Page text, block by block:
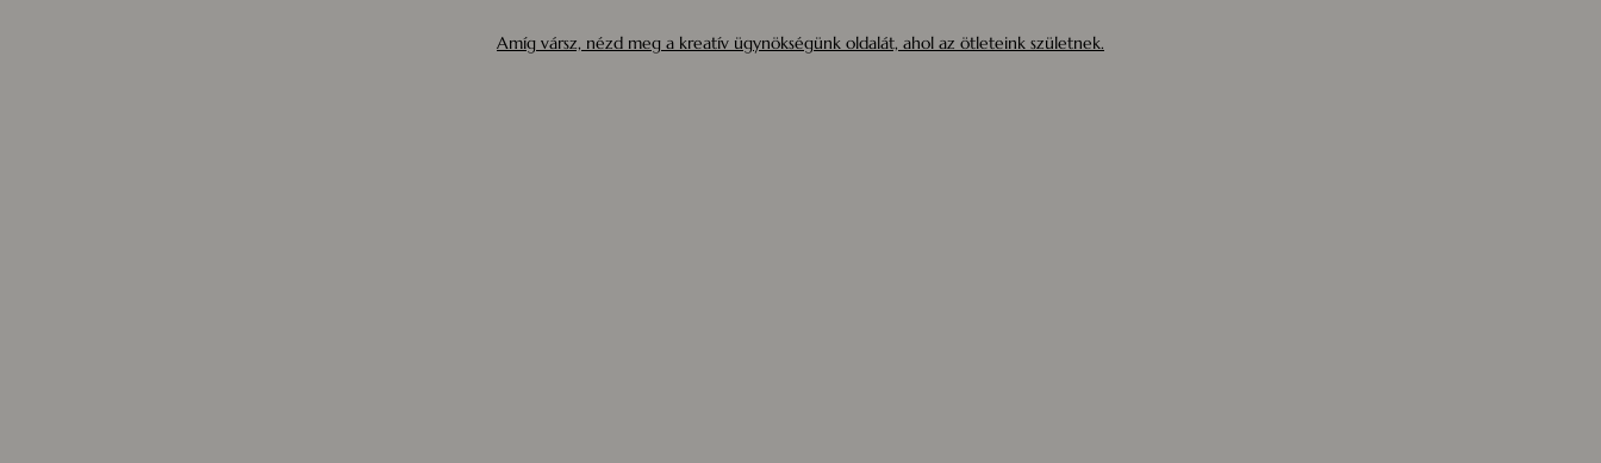
Amíg vársz, nézd meg a kreatív ügynökségünk oldalát, ahol az ötleteink születnek.